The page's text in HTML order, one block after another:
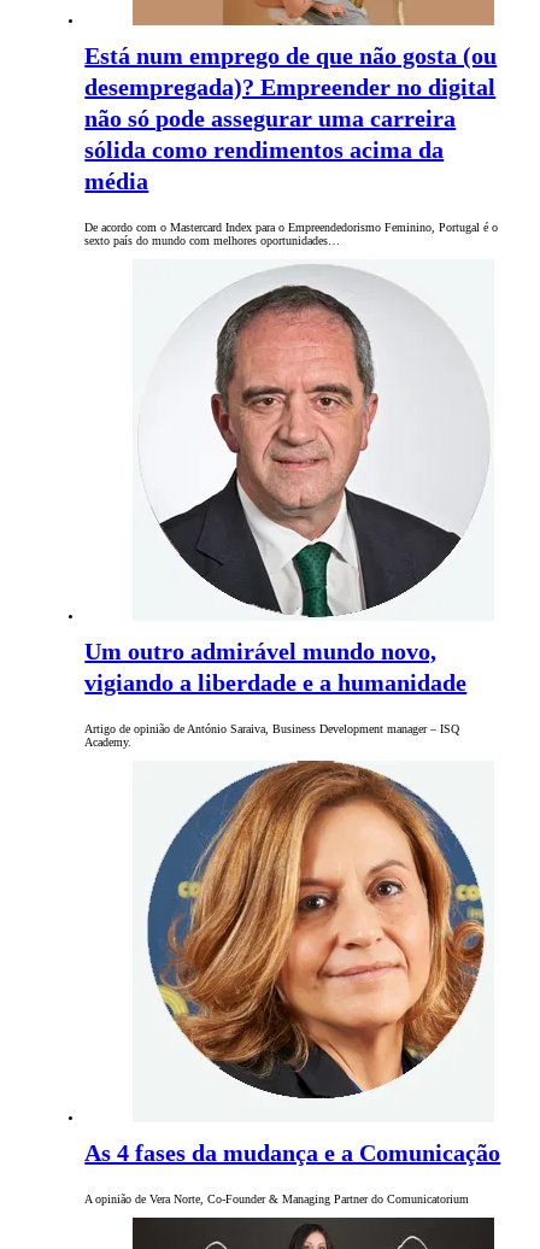
Está num emprego de que não gosta (ou
desempregada)? Empreender no digital
não só pode assegurar uma carreira
sólida como rendimentos acima da
média
De acordo com o Mastercard Index para o Empreendedorismo Feminino, Portugal é o
sexto país do mundo com melhores oportunidades…
Um outro admirável mundo novo,
vigiando a liberdade e a humanidade
Artigo de opinião de António Saraiva, Business Development manager – ISQ
Academy.
As 4 fases da mudança e a Comunicação
A opinião de Vera Norte, Co-Founder & Managing Partner do Comunicatorium